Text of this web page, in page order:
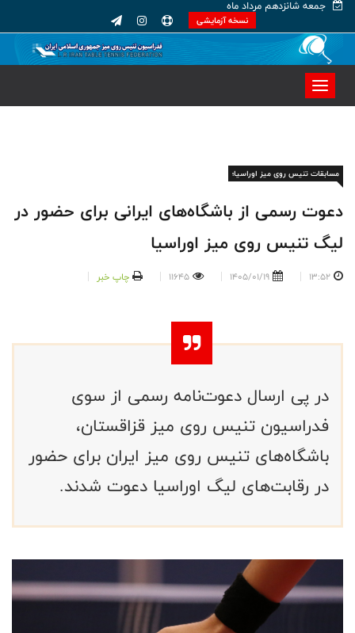
جمعه شانزدهم مرداد ماه
نسخه آزمایشی
مسابقات تنیس روی میز اوراسیا؛
دعوت رسمی از باشگاه‌های ایرانی برای حضور در
لیگ تنیس روی میز اوراسیا
13:52
1405/01/19
11645 چاپ خبر
در پی ارسال دعوت‌نامه رسمی از سوی
فدراسیون تنیس روی میز قزاقستان،
باشگاه‌های تنیس روی میز ایران برای حضور
در رقابت‌های لیگ اوراسیا دعوت شدند.